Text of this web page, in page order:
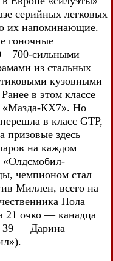
серийных легковых
их напоминающие.
гоночные
сильными
из стальных
кузовными
в этом классе
«Мазда-КХ7». Но
в класс GTP,
призовые здесь
на каждом
«Олдсмобил-
чемпионом стал
Миллен, всего на
Пола
21 очко — канадца
39 — Дарина